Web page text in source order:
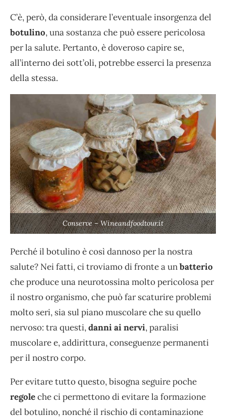
C’è, però, da considerare l’eventuale insorgenza del
botulino, una sostanza che può essere pericolosa
per la salute. Pertanto, è doveroso capire se,
all’interno dei sott’oli, potrebbe esserci la presenza
della stessa.
Conserve – Wineandfoodtour.it
Perché il botulino è così dannoso per la nostra
salute? Nei fatti, ci troviamo di fronte a unbatterio
che produce una neurotossina molto pericolosa per
il nostro organismo, che può far scaturire problemi
molto seri, sia sul piano muscolare che su quello
nervoso: tra questi,danni ai nervi, paralisi
muscolare e, addirittura, conseguenze permanenti
per il nostro corpo.
Per evitare tutto questo, bisogna seguire poche
regoleche ci permettono di evitare la formazione
del botulino, nonché il rischio di contaminazione